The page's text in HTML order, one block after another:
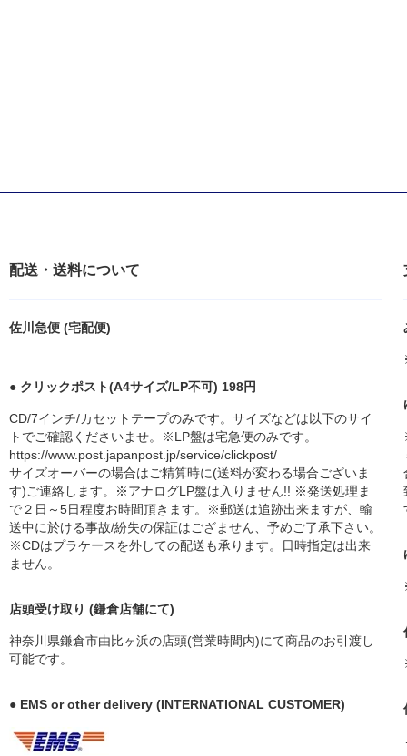
配送・送料について
佐川急便 (宅配便)
● クリックポスト(A4サイズ/LP不可) 198円
CD/7インチ/カセットテープのみです。サイズなどは以下のサイ
トでご確認くださいませ。※LP盤は宅急便のみです。
https://www.post.japanpost.jp/service/clickpost/
サイズオーバーの場合はご精算時に(送料が変わる場合ございま
す)ご連絡します。※アナログLP盤は入りません!! ※発送処理ま
で２日～5日程度お時間頂きます。※郵送は追跡出来ますが、輸
送中に於ける事故/紛失の保証はござません、予めご了承下さい。
※CDはプラケースを外しての配送も承ります。日時指定は出来
ません。
店頭受け取り (鎌倉店舗にて)
神奈川県鎌倉市由比ヶ浜の店頭(営業時間内)にて商品のお引渡し
可能です。
● EMS or other delivery (INTERNATIONAL CUSTOMER)